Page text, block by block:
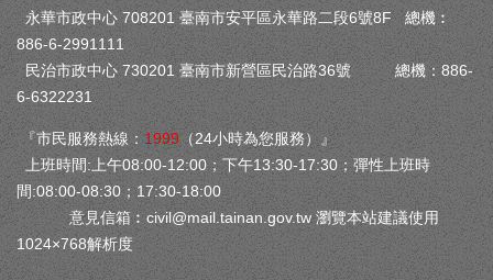
永華市政中心 708201 臺南市安平區永華路二段6號8F 總機︰
886-6-2991111
民治市政中心 730201 臺南市新營區民治路36號 總機：886-
6-6322231
『市民服務熱線： 1999 （24小時為您服務）』
上班時間:上午08:00-12:00；下午13:30-17:30；彈性上班時
間:08:00-08:30；17:30-18:00
意見信箱︰ civil@mail.tainan.gov.tw 瀏覽本站建議使用
1024×768解析度